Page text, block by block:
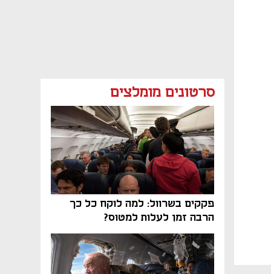
סרטונים מומלצים
פקקים בשרוול: למה לוקח כל כך
הרבה זמן לעלות למטוס?